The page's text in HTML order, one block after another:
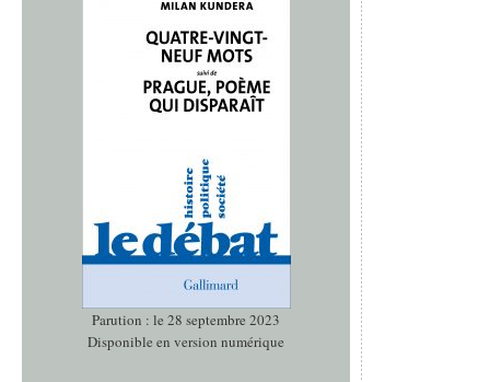
Parution : le 28 septembre 2023
Disponible en version numérique